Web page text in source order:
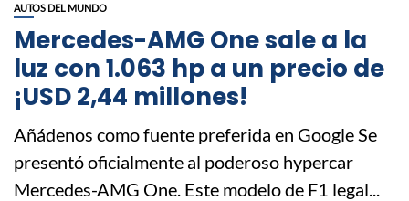
AUTOS DEL MUNDO
Mercedes-AMG One sale a la
luz con 1.063 hp a un precio de
¡USD 2,44 millones!
Añádenos como fuente preferida en Google Se
presentó oficialmente al poderoso hypercar
Mercedes-AMG One. Este modelo de F1 legal...